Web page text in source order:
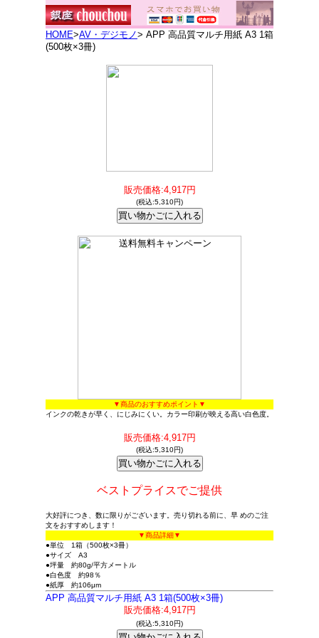
HOME>AV・デジモノ> APP 高品質マルチ用紙 A3 1箱
(500枚×3冊)
販売価格:4,917円
(税込:5,310円)
▼商品のおすすめポイント▼
インクの乾きが早く、にじみにくい。カラー印刷が映える高い白色度。
販売価格:4,917円
(税込:5,310円)
ベストプライスでご提供
大好評につき、数に限りがございます。売り切れる前に、早 めのご注
文をおすすめします！
▼商品詳細▼
●単位 1箱（500枚×3冊）
●サイズ A3
●坪量 約80g/平方メートル
●白色度 約98％
●紙厚 約106μm
APP 高品質マルチ用紙 A3 1箱(500枚×3冊)
販売価格:4,917円
(税込:5,310円)